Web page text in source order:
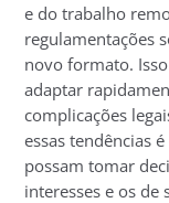
e do trabalho
regulamentações
novo formato.
adaptar
complicações
essas tendências
possam tomar
interesses e os de